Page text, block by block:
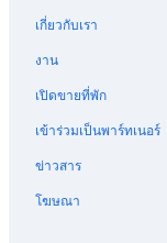
ช
ร์
ม
มิ
ง
อ
เ
รั
ค
วิ
น
ต
โ
โ
ห
บ
ก
วิ
น
า
ริ
เกี่ยวกับเรา
งาน
เปิดขายที่พัก
เข้าร่วมเป็นพาร์ทเนอร์
ข่าวสาร
โฆษณา